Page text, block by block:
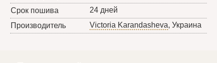
Срок пошива
24 дней
Производитель
Victoria Karandasheva, Украина